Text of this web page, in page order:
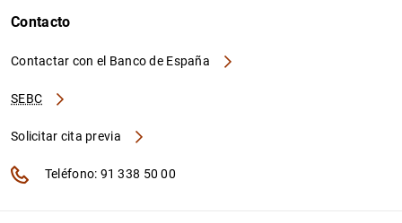
Contacto
Contactar con el Banco de España
SEBC
Solicitar cita previa
Teléfono: 91 338 50 00